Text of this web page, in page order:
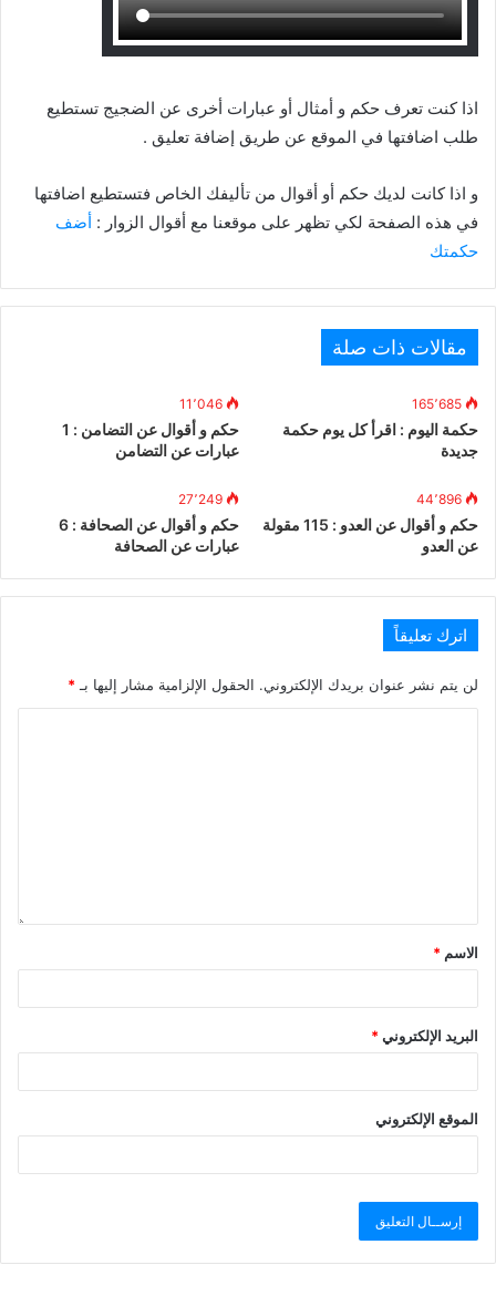
اذا كنت تعرف حكم و أمثال أو عبارات أخرى عن الضجيج تستطيع
طلب اضافتها في الموقع عن طريق إضافة تعليق .
و اذا كانت لديك حكم أو أقوال من تأليفك الخاص فتستطيع اضافتها
في هذه الصفحة لكي تظهر على موقعنا مع أقوال الزوار : أضف
حكمتك
مقالات ذات صلة
165٬685
حكمة اليوم : اقرأ كل يوم حكمة
جديدة
11٬046
حكم و أقوال عن التضامن : 1
عبارات عن التضامن
44٬896
حكم و أقوال عن العدو : 115 مقولة
عن العدو
27٬249
حكم و أقوال عن الصحافة : 6
عبارات عن الصحافة
اترك تعليقاً
لن يتم نشر عنوان بريدك الإلكتروني. الحقول الإلزامية مشار إليها بـ *
الاسم *
البريد الإلكتروني*
الموقع الإلكتروني